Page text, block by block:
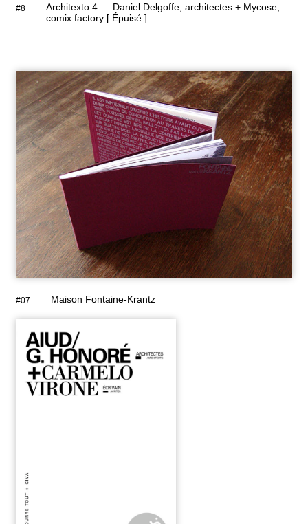
#8
Architexto 4 — Daniel Delgoffe, architectes + Mycose,
comix factory [ Épuisé ]
#07 Maison Fontaine-Krantz